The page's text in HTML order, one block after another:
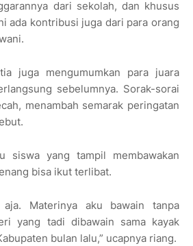
dari sekolah, dan khusus
ada kontribusi juga dari para orang
juga mengumumkan para juara
sebelumnya. Sorak-sorai
menambah semarak peringatan
siswa yang tampil membawakan
bisa ikut terlibat.
Materinya aku bawain tanpa
yang tadi dibawain sama kayak
bulan lalu,” ucapnya riang.